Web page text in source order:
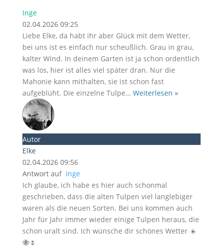
Inge
02.04.2026 09:25
Liebe Elke, da habt ihr aber Glück mit dem Wetter,
bei uns ist es einfach nur scheußlich. Grau in grau,
kalter Wind. In deinem Garten ist ja schon ordentlich
was los, hier ist alles viel später dran. Nur die
Mahonie kann mithalten, sie ist schon fast
aufgeblüht. Die einzelne Tulpe… Weiterlesen »
Autor
Elke
02.04.2026 09:56
Antwort auf Inge
Ich glaube, ich habe es hier auch schonmal
geschrieben, dass die alten Tulpen viel langlebiger
waren als die neuen Sorten. Bei uns kommen auch
Jahr für Jahr immer wieder einige Tulpen heraus, die
schon uralt sind. Ich wünsche dir schönes Wetter ☀️
🐝🌷